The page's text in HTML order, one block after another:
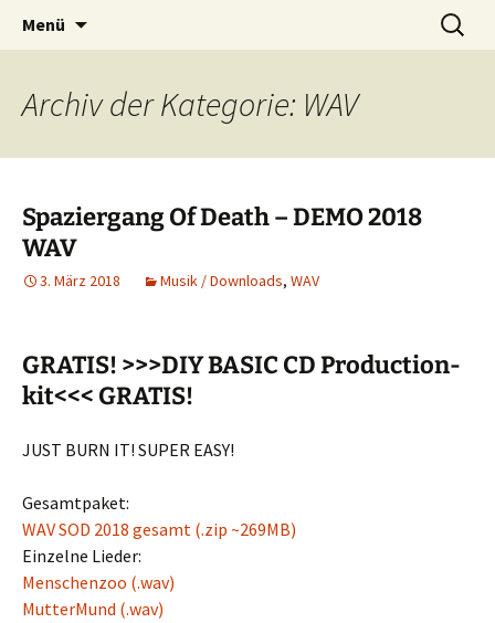
Hard Mood
professionelle Dilettanzmusik
Menü
Suchen
nach:
Archiv der Kategorie: WAV
Spaziergang Of Death – DEMO 2018
WAV
3. März 2018 Musik / Downloads, WAV
GRATIS! >>>DIY BASIC CD Production-
kit<<< GRATIS!
JUST BURN IT! SUPER EASY!
Gesamtpaket:
WAV SOD 2018 gesamt (.zip ~269MB)
Einzelne Lieder:
Menschenzoo (.wav)
MutterMund (.wav)